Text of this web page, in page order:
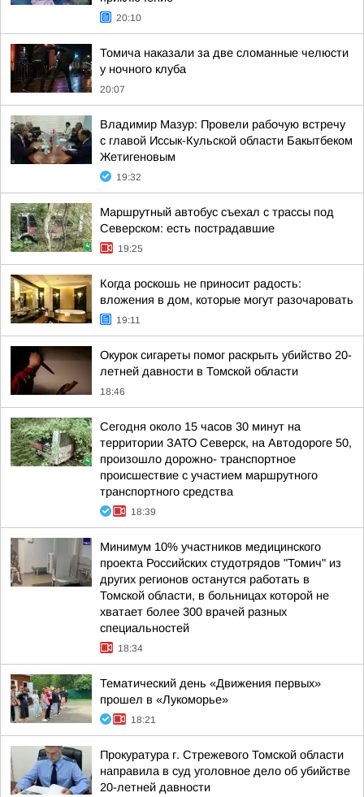
20:10
Томича наказали за две сломанные челюсти
у ночного клуба
20:07
Владимир Мазур: Провели рабочую встречу
с главой Иссык-Кульской области Бакытбеком
Жетигеновым
19:32
Маршрутный автобус съехал с трассы под
Северском: есть пострадавшие
19:25
Когда роскошь не приносит радость:
вложения в дом, которые могут разочаровать
19:11
Окурок сигареты помог раскрыть убийство 20-
летней давности в Томской области
18:46
Сегодня около 15 часов 30 минут на
территории ЗАТО Северск, на Автодороге 50,
произошло дорожно- транспортное
происшествие с участием маршрутного
транспортного средства
18:39
Минимум 10% участников медицинского
проекта Российских студотрядов "Томич" из
других регионов останутся работать в
Томской области, в больницах которой не
хватает более 300 врачей разных
специальностей
18:34
Тематический день «Движения первых»
прошел в «Лукоморье»
18:21
Прокуратура г. Стрежевого Томской области
направила в суд уголовное дело об убийстве
20-летней давности